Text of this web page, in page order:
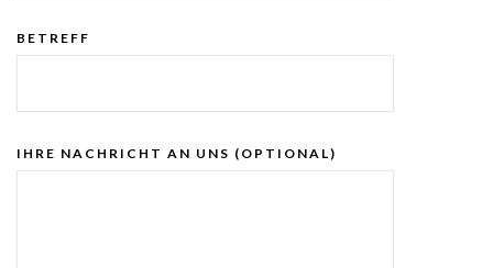
BETREFF
IHRE NACHRICHT AN UNS (OPTIONAL)